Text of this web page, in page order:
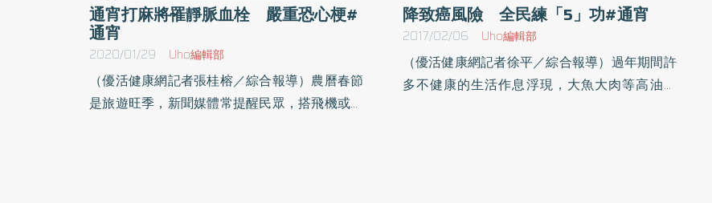
通宵打麻將罹靜脈血栓 嚴重恐心梗#
通宵
2020/01/29 Uho編輯部
（優活健康網記者張桂榕／綜合報導）農曆春節
是旅遊旺季，新聞媒體常提醒民眾，搭飛機或長
降致癌風險 全民練「5」功#通宵
2017/02/06 Uho編輯部
（優活健康網記者徐平／綜合報導）過年期間許
多不健康的生活作息浮現，大魚大肉等高油飲